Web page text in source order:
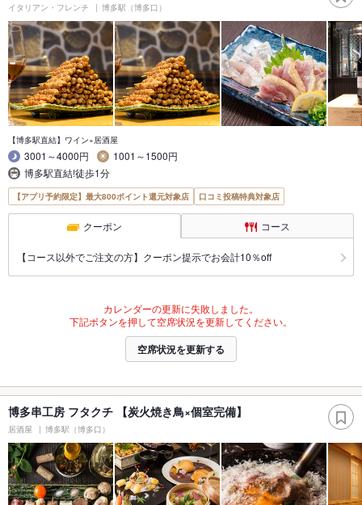
イタリアン・フレンチ 博多駅（博多口）
【博多駅直結】ワイン×居酒屋
3001～4000円
1001～1500円
博多駅直結!徒歩1分
【アプリ予約限定】最大800ポイント還元対象店 口コミ投稿特典対象店
クーポン コース
【コース以外でご注文の方】クーポン提示でお会計10％off
カレンダーの更新に失敗しました。
下記ボタンを押して空席状況を更新してください。
空席状況を更新する
博多串工房 フタクチ 【炭火焼き鳥×個室完備】
居酒屋 博多駅（博多口）